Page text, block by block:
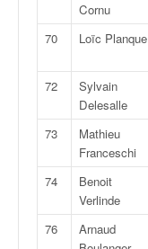
Cornu
70 Loïc Planque
72
Sylvain
Delesalle
73
Mathieu
Franceschi
74
Benoit
Verlinde
76
Arnaud